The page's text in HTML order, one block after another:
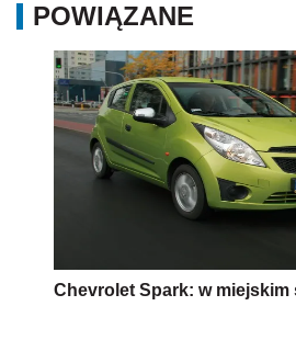
POWIĄZANE
Chevrolet Spark: w miejskim